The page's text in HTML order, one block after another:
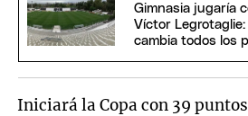
Gimnasia jugaría
Víctor
cambia todos los
Iniciará la Copa con 39